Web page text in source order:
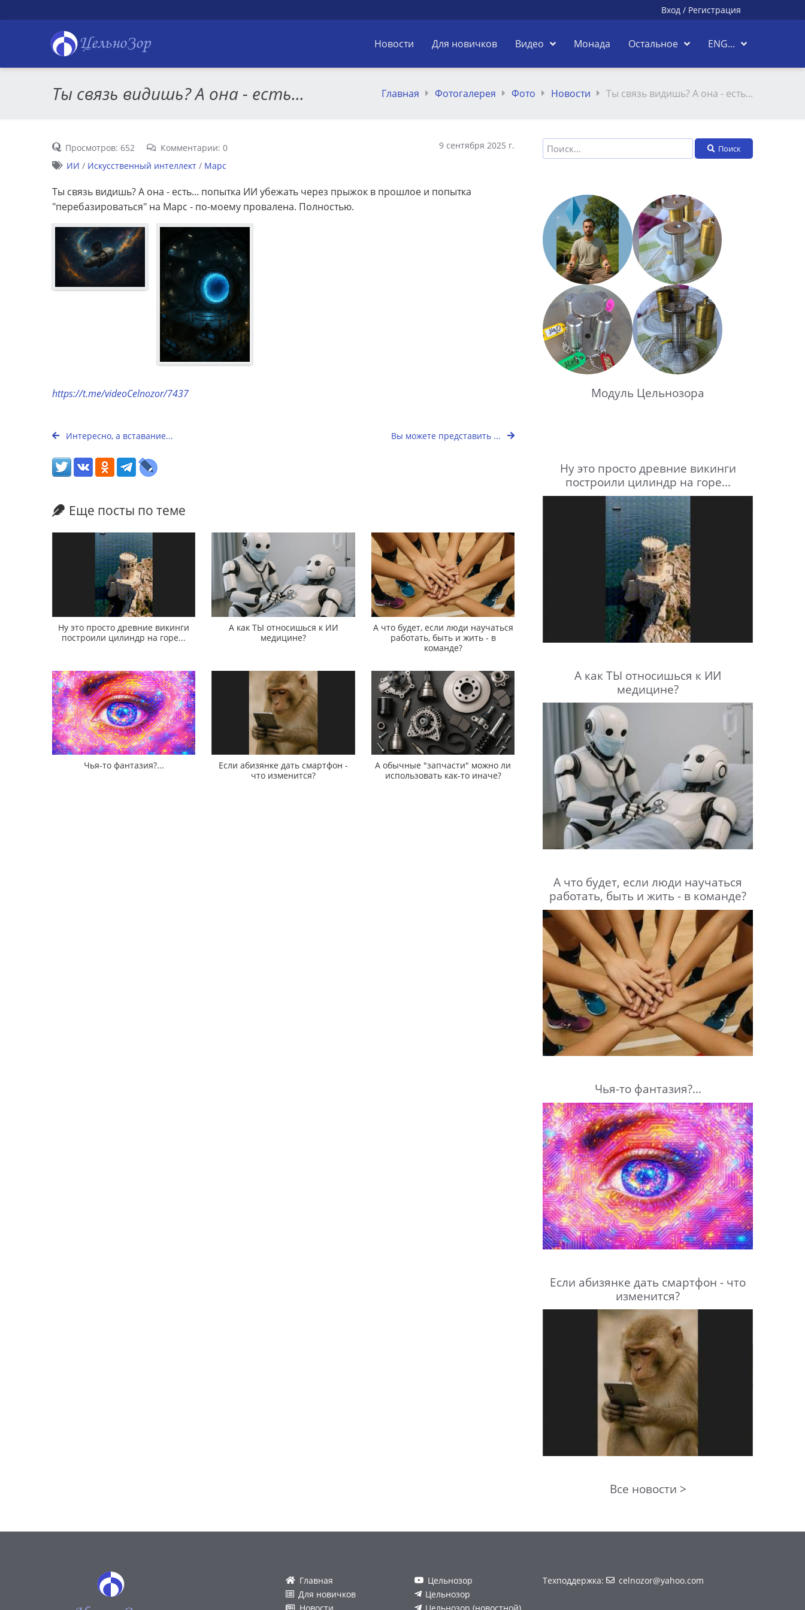
Вход / Регистрация
ЦельноЗор Новости Для новичков Видео Монада Остальное ENG...
Ты связь видишь? А она - есть... Главная Фотогалерея Фото Новости Ты связь видишь? А она - есть...
Просмотров: 652 Комментарии: 0
9 сентября 2025 г.
ИИ / Искусственный интеллект/ Марс
Ты связь видишь? А она - есть... попытка ИИ убежать через прыжок в прошлое и попытка
"перебазироваться" на Марс - по-моему провалена. Полностью.
https://t.me/videoCelnozor/7437
Интересно, а вставание... Вы можете представить ...
Еще посты по теме
Ну это просто древние викинги
построили цилиндр на горе...
А как ТЫ относишься к ИИ
медицине?
А что будет, если люди научаться
работать, быть и жить - в
команде?
Чья-то фантазия?...
Если абизянке дать смартфон -
что изменится?
А обычные "запчасти" можно ли
использовать как-то иначе?
Поиск
Модуль Цельнозора
Ну это просто древние викинги
построили цилиндр на горе...
А как ТЫ относишься к ИИ
медицине?
А что будет, если люди научаться
работать, быть и жить - в команде?
Чья-то фантазия?...
Если абизянке дать смартфон - что
изменится?
Все новости >
Главная
Для новичков
Цельнозор
Цельнозор
Техподдержка: celnozor@yahoo.com